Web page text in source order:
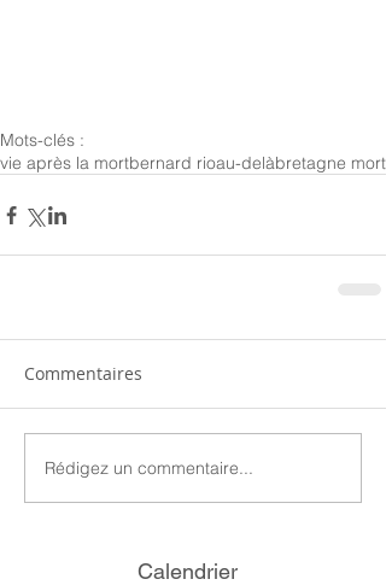
Mots-clés :
vie après la mortbernard rioau-delàbretagne mort
Commentaires
Rédigez un commentaire...
Calendrier